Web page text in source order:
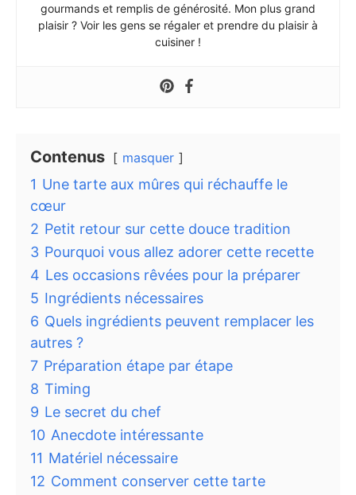
gourmands et remplis de générosité. Mon plus grand
plaisir ? Voir les gens se régaler et prendre du plaisir à
cuisiner !
Contenus masquer
1 Une tarte aux mûres qui réchauffe le
cœur
2 Petit retour sur cette douce tradition
3 Pourquoi vous allez adorer cette recette
4 Les occasions rêvées pour la préparer
5 Ingrédients nécessaires
6 Quels ingrédients peuvent remplacer les
autres ?
7 Préparation étape par étape
8 Timing
9 Le secret du chef
10 Anecdote intéressante
11 Matériel nécessaire
12 Comment conserver cette tarte